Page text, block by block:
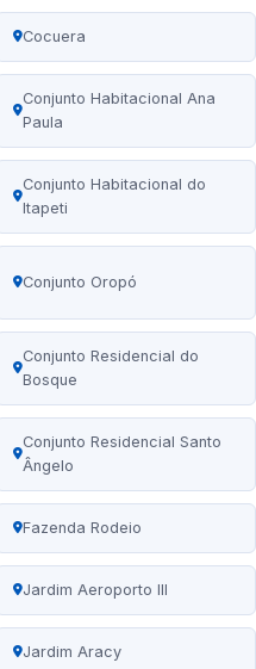
Cocuera
Conjunto Habitacional Ana
Paula
Conjunto Habitacional do
Itapeti
Conjunto Oropó
Conjunto Residencial do
Bosque
Conjunto Residencial Santo
Ângelo
Fazenda Rodeio
Jardim Aeroporto III
Jardim Aracy